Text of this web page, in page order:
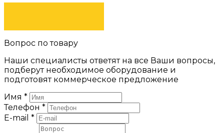
Вопрос по товару
Наши специалисты ответят на все Ваши вопросы,
подберут необходимое оборудование и
подготовят коммерческое предложение
Имя *
Телефон *
E-mail *